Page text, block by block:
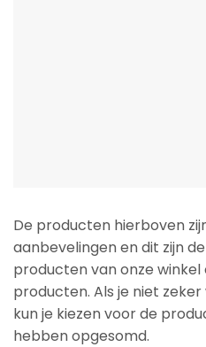
De producten hierboven
aanbevelingen en dit zijn
producten van onze
producten. Als je niet
kun je kiezen voor de
hebben opgesomd.